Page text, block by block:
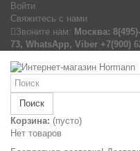
Войти
Свяжитесь с нами
Звоните нам: Москва:
73, WhatsApp, Viber +7(900)
Поиск
Корзина: (пусто)
Нет товаров